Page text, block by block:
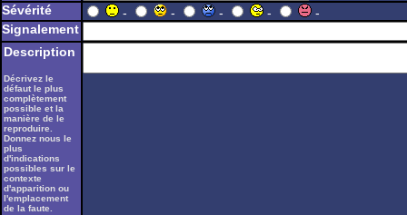
Sévérité
- - - -
-
Signalement
Description
Décrivez le
défaut le plus
complètement
possible et la
manière de le
reproduire.
Donnez nous le
plus
d'indications
possibles sur le
contexte
d'apparition ou
l'emplacement
de la faute.